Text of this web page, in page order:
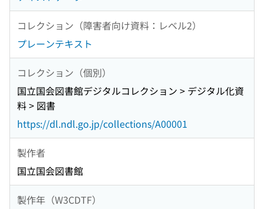
コレクション（障害者向け資料：レベル2）
プレーンテキスト
コレクション（個別）
国立国会図書館デジタルコレクション > デジタル化資
料 > 図書
https://dl.ndl.go.jp/collections/A00001
製作者
国立国会図書館
製作年（W3CDTF）